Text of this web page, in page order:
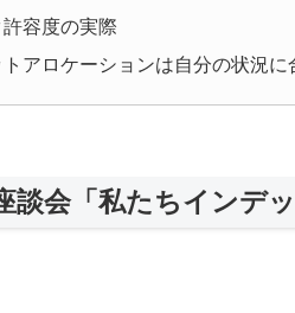
許容度の実際
アロケーションは自分の状況に
談会「私たちインデ